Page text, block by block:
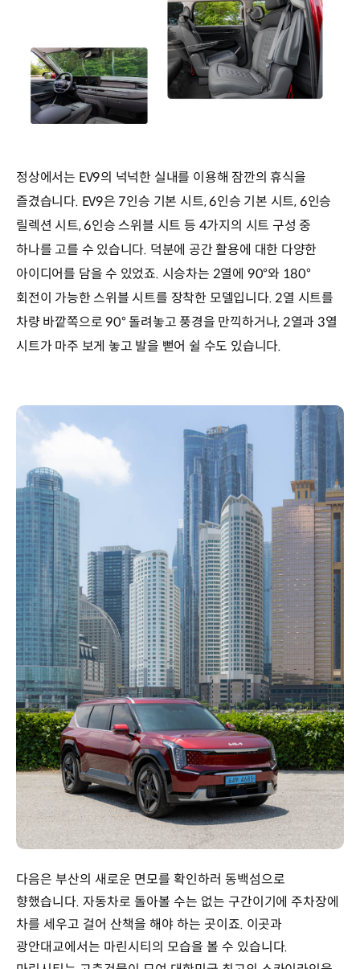
정상에서는 EV9의 넉넉한 실내를 이용해 잠깐의 휴식을
즐겼습니다. EV9은 7인승 기본 시트, 6인승 기본 시트, 6인승
릴렉션 시트, 6인승 스위블 시트 등 4가지의 시트 구성 중
하나를 고를 수 있습니다. 덕분에 공간 활용에 대한 다양한
아이디어를 담을 수 있었죠. 시승차는 2열에 90°와 180°
회전이 가능한 스위블 시트를 장착한 모델입니다. 2열 시트를
차량 바깥쪽으로 90° 돌려놓고 풍경을 만끽하거나, 2열과 3열
시트가 마주 보게 놓고 발을 뻗어 쉴 수도 있습니다.
다음은 부산의 새로운 면모를 확인하러 동백섬으로
향했습니다. 자동차로 돌아볼 수는 없는 구간이기에 주차장에
차를 세우고 걸어 산책을 해야 하는 곳이죠. 이곳과
광안대교에서는 마린시티의 모습을 볼 수 있습니다.